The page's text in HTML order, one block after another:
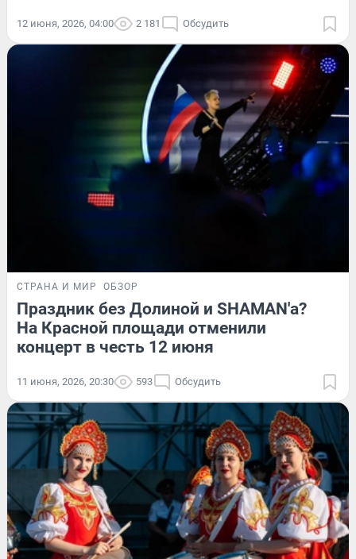
12 июня, 2026, 04:00 2 181 Обсудить
СТРАНА И МИР ОБЗОР
Праздник без Долиной и SHAMAN'а?
На Красной площади отменили
концерт в честь 12 июня
11 июня, 2026, 20:30 593 Обсудить